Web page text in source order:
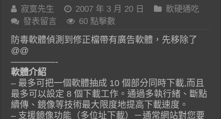
寂寞先生 2007 年 3 月 20 日
軟硬通吃
發表留言
60 點擊數
防毒軟體偵測到修正檔帶有廣告軟體，先移除了
@@
—————-
軟體介紹
– 最多可把一個軟體抽成 10 個部分同時下載,而且
最多可以設定 8 個下載工作。通過多執行緒、斷點
續傳、鏡像等技術最大限度地提高下載速度。
– 支援鏡像功能（多位址下載）－通常網站對您要